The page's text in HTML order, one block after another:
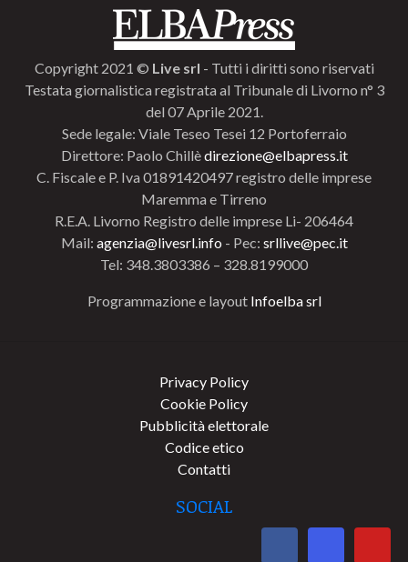
Copyright 2021 © Live srl - Tutti i diritti sono riservati
Testata giornalistica registrata al Tribunale di Livorno n° 3
del 07 Aprile 2021.
Sede legale: Viale Teseo Tesei 12 Portoferraio
Direttore: Paolo Chillèdirezione@elbapress.it
C. Fiscale e P. Iva 01891420497 registro delle imprese
Maremma e Tirreno
R.E.A. Livorno Registro delle imprese Li- 206464
Mail: agenzia@livesrl.info - Pec: srllive@pec.it
Tel: 348.3803386 – 328.8199000
Programmazione e layout Infoelba srl
Privacy Policy
Cookie Policy
Pubblicità elettorale
Codice etico
Contatti
SOCIAL